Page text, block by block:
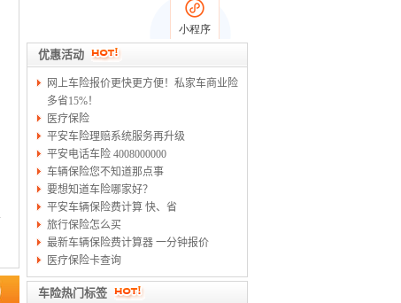
优惠活动
网上车险报价更快更方便！私家车商业险
多省15%！
医疗保险
平安车险理赔系统服务再升级
平安电话车险 4008000000
车辆保险您不知道那点事
要想知道车险哪家好？
平安车辆保险费计算 快、省
旅行保险怎么买
最新车辆保险费计算器 一分钟报价
医疗保险卡查询
车险热门标签